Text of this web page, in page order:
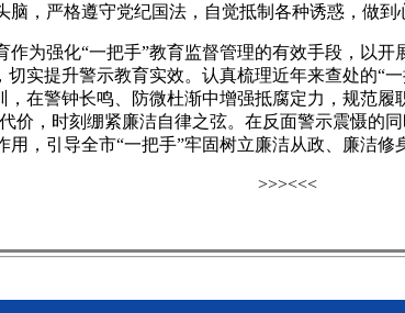
，严格遵守党纪国法，自觉抵制各种诱惑，做到
强化“一把手”教育监督管理的有效手段，以开
实提升警示教育实效。认真梳理近年来查处的“
在警钟长鸣、防微杜渐中增强抵腐定力，规范
价，时刻绷紧廉洁自律之弦。在反面警示震慑的
，引导全市“一把手”牢固树立廉洁从政、廉洁修
>>><<<